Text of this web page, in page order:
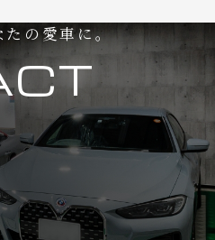
たの愛車に。